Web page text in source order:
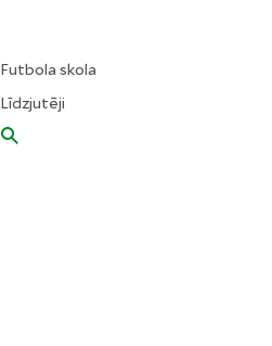
Futbola skola
Līdzjutēji